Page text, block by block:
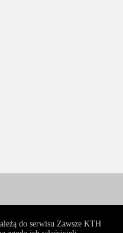
do serwisu Zawsze KTH